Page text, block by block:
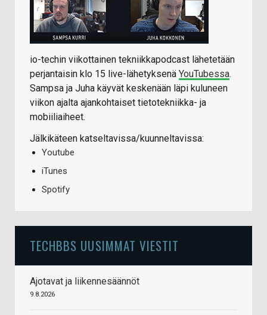
io-techin viikottainen tekniikkapodcast lähetetään
perjantaisin klo 15 live-lähetyksenä YouTubessa.
Sampsa ja Juha käyvät keskenään läpi kuluneen
viikon ajalta ajankohtaiset tietotekniikka- ja
mobiiliaiheet.
Jälkikäteen katseltavissa/kuunneltavissa:
Youtube
iTunes
Spotify
TECHBBS UUSIMMAT VIESTIT
Ajotavat ja liikennesäännöt
9.8.2026